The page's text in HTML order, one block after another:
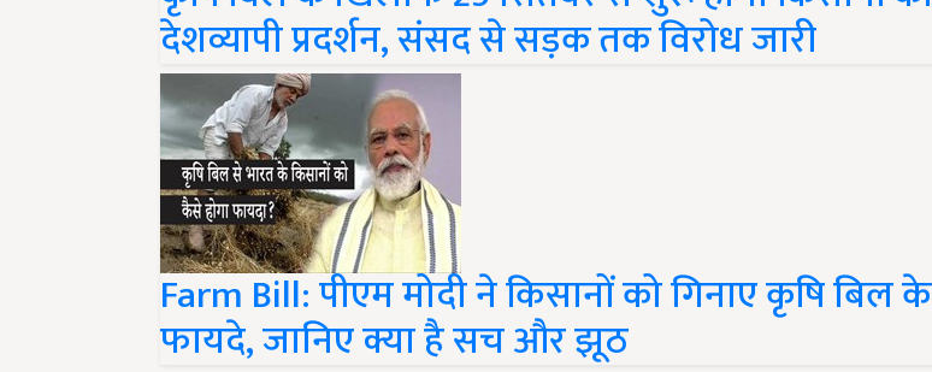
Farm Bill: पीएम मोदी ने किसानों को गिनाए कृषि बिल के
फायदे, जानिए क्या है सच और झूठ
Share your comments